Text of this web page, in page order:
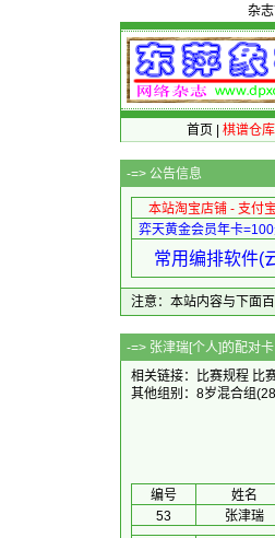
杂
首页 棋谱仓库
-=> 公告信息
本站淘宝店铺 - 支付宝
弈天黄金会员年卡
常用编排软件(
注意：本站内容与下面
-=> 张津瑞[个
相关链接：
比赛规程 比
其他组别： 8岁混合组
编号 姓名
53
张津瑞